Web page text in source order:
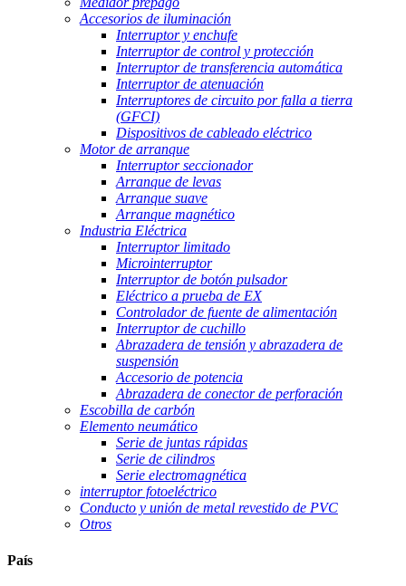
Accesorios de iluminación
Interruptor y enchufe
Interruptor de control y protección
Interruptor de transferencia automática
Interruptor de atenuación
Interruptores de circuito por falla a tierra
(GFCI)
Dispositivos de cableado eléctrico
Motor de arranque
Interruptor seccionador
Arranque de levas
Arranque suave
Arranque magnético
Industria Eléctrica
Interruptor limitado
Microinterruptor
Interruptor de botón pulsador
Eléctrico a prueba de EX
Controlador de fuente de alimentación
Interruptor de cuchillo
Abrazadera de tensión y abrazadera de
suspensión
Accesorio de potencia
Abrazadera de conector de perforación
Escobilla de carbón
Elemento neumático
Serie de juntas rápidas
Serie de cilindros
Serie electromagnética
interruptor fotoeléctrico
Conducto y unión de metal revestido de PVC
Otros
País